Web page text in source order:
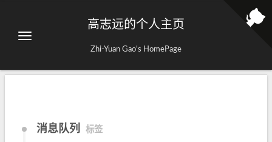
高志远的个人主页
Zhi-Yuan Gao's HomePage
消息队列 标签